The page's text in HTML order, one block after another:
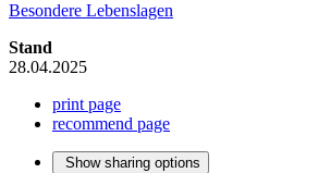
Besondere Lebenslagen
Stand
28.04.2025
print page
recommend page
Show sharing options